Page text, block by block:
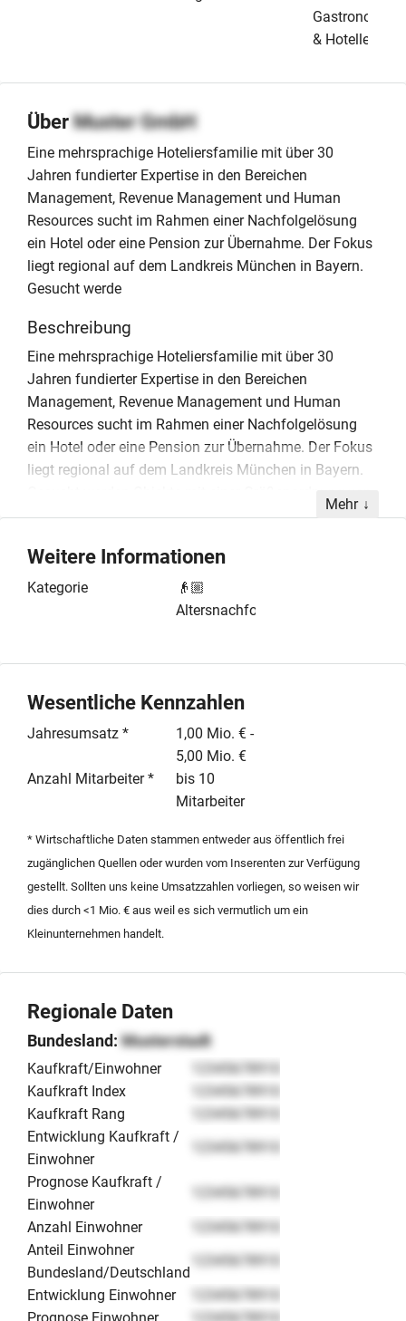
Gastronomie
& Hotellerie
ÜberMuster GmbH
Eine mehrsprachige Hoteliersfamilie mit über 30
Jahren fundierter Expertise in den Bereichen
Management, Revenue Management und Human
Resources sucht im Rahmen einer Nachfolgelösung
ein Hotel oder eine Pension zur Übernahme. Der Fokus
liegt regional auf dem Landkreis München in Bayern.
Gesucht werde
Beschreibung
Eine mehrsprachige Hoteliersfamilie mit über 30
Jahren fundierter Expertise in den Bereichen
Management, Revenue Management und Human
Resources sucht im Rahmen einer Nachfolgelösung
ein Hotel oder eine Pension zur Übernahme. Der Fokus
liegt regional auf dem Landkreis München in Bayern.
bis zu 10 Mitarbeitern, wobei ein Investitionsvolumen
veranschlagt ist. Das Ziel der Kaufinteressenten ist die
langfristige und nachhaltige Weiterführung des
Betriebes. Dabei stehen wirtschaftliche Effizienz, eine
Übergabe und eine fachgerechte Fortführung des
gewährleistet. Der Erwerber legt Wert auf eine solide
Substanz und das Potenzial, den Standort im
bayerischen Raum erfolgreich weiterzuentwickeln.
Diskretion und eine sachliche Abwicklung des
Transaktionsprozesses werden im Rahmen dieses
Kaufgesuchs vorausgesetzt.
Mehr
Weitere Informationen
Kategorie
👴🏼
Altersnachfolge
Wesentliche Kennzahlen
Jahresumsatz *
1,00 Mio. € -
5,00 Mio. €
Anzahl Mitarbeiter *
bis 10
Mitarbeiter
* Wirtschaftliche Daten stammen entweder aus öffentlich frei
zugänglichen Quellen oder wurden vom Inserenten zur Verfügung
gestellt. Sollten uns keine Umsatzzahlen vorliegen, so weisen wir
dies durch <1 Mio. € aus weil es sich vermutlich um ein
Kleinunternehmen handelt.
Regionale Daten
Bundesland:Musterstadt
Kaufkraft/Einwohner
12345678910
Kaufkraft Index
12345678910
Kaufkraft Rang
12345678910
Entwicklung Kaufkraft /
Einwohner
12345678910
Prognose Kaufkraft /
Einwohner
12345678910
Anzahl Einwohner
12345678910
Anteil Einwohner
Bundesland/Deutschland
12345678910
Entwicklung Einwohner
12345678910